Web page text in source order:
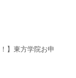
】東方学院お申